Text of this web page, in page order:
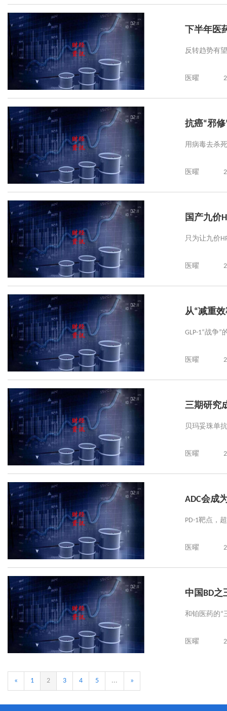
下半年医
反转趋势有
医曜
抗癌“邪
用病毒去杀
医曜
国产九价
只为让九价
医曜
从“减重
GLP-1“战争
医曜
三期研究
贝玛妥珠单
医曜
ADC会成
PD-1靶点，
医曜
中国BD之
和铂医药的“
医曜
« 1 2 3 4 5 ... »